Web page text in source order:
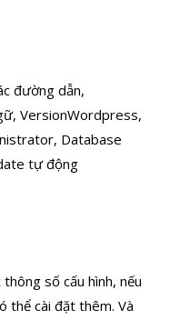
đường dẫn,
VersionWordpress,
Database
tự động
số cấu hình, nếu
thể cài đặt thêm. Và